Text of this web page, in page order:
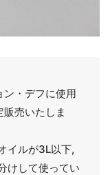
ン・デフに使用
売いたしま
イルが3L以下,
けして使ってい